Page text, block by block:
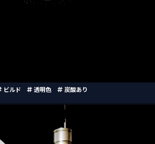
ビルド 透明色 炭酸あり